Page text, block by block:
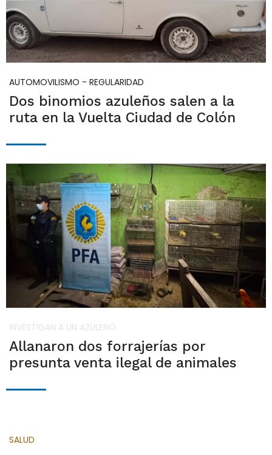
AUTOMOVILISMO - REGULARIDAD
Dos binomios azuleños salen a la
ruta en la Vuelta Ciudad de Colón
INVESTIGAN A UN AZULEÑO
Allanaron dos forrajerías por
presunta venta ilegal de animales
SALUD